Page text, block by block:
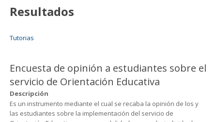
Resultados
Tutorias
Encuesta de opinión a estudiantes sobre el
servicio de Orientación Educativa
Descripción
Es un instrumento mediante el cual se recaba la opinión de los y
las estudiantes sobre la implementación del servicio de